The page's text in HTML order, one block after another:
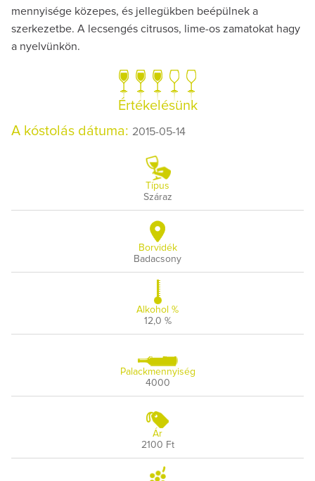
mennyisége közepes, és jellegükben beépülnek a
szerkezetbe. A lecsengés citrusos, lime-os zamatokat hagy
a nyelvünkön.
Értékelésünk
A kóstolás dátuma: 2015-05-14
Típus
Száraz
Borvidék
Badacsony
Alkohol %
12,0 %
Palackmennyiség
4000
Ár
2100 Ft